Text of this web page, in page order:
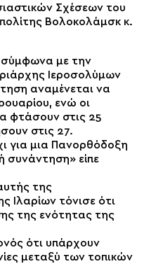
Σχέσεων του
Βολοκολάμσκ κ.
σύμφωνα με την
Ιεροσολύμων
αναμένεται να
ενώ οι
φτάσουν στις 25
στις 27.
για μια Πανορθόδοξη
συνάντηση» είπε
της
Ιλαρίων τόνισε ότι
της ενότητας της
ότι υπάρχουν
μεταξύ των τοπικών